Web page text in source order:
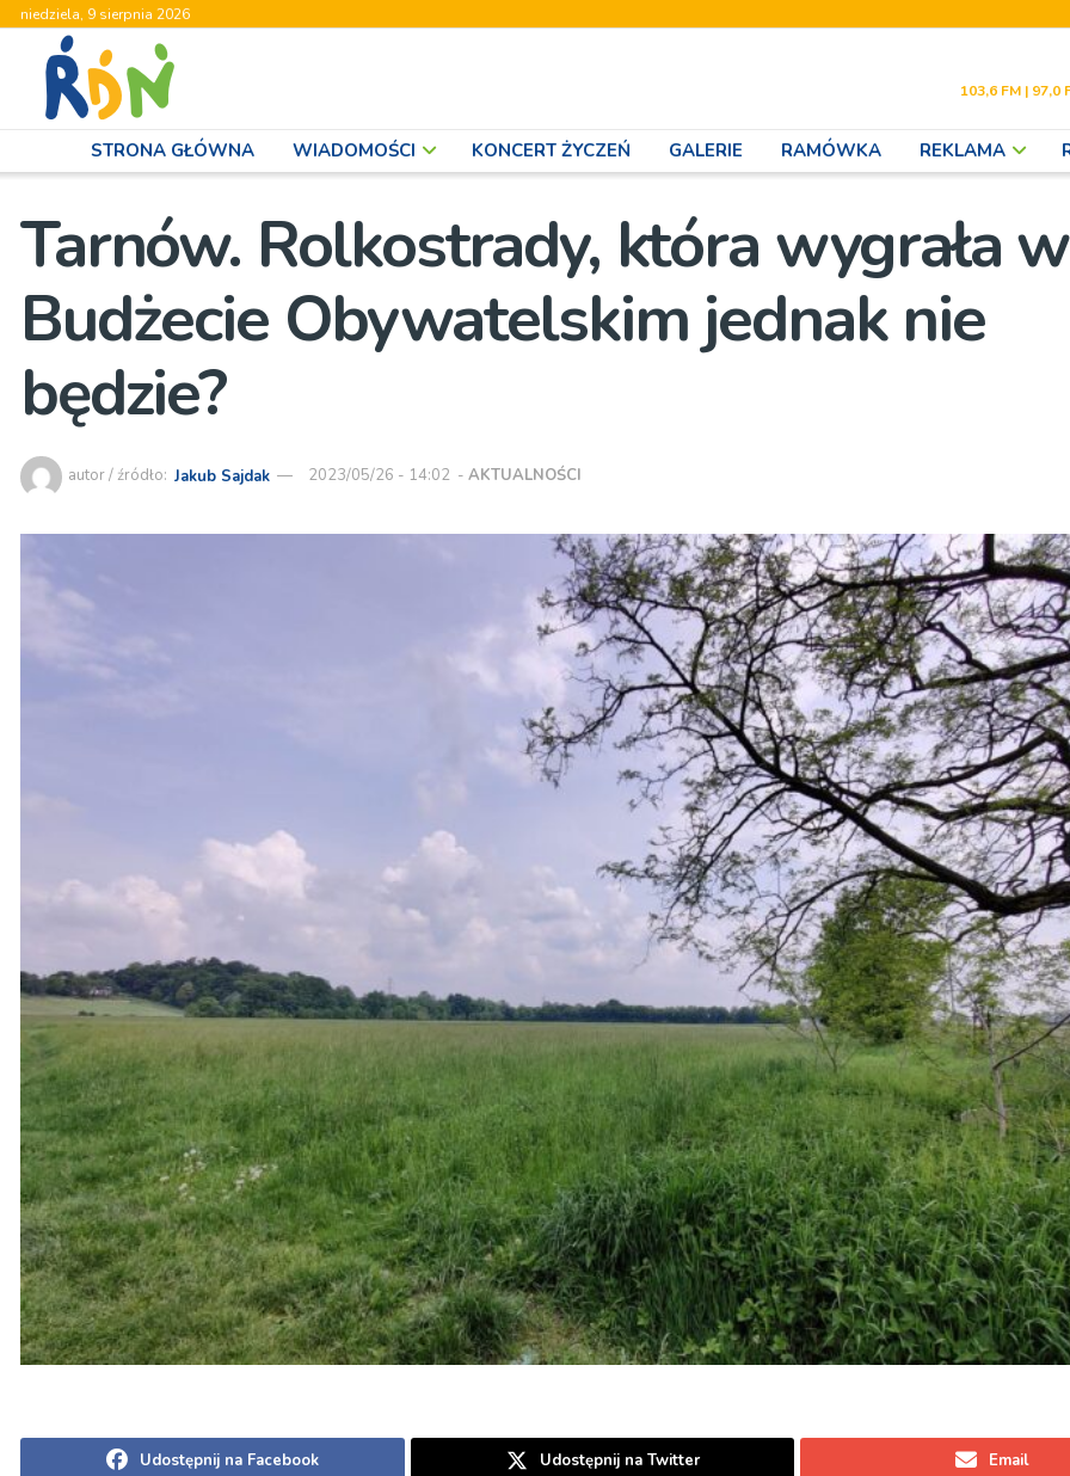
niedziela, 9 sierpnia 2026
103,6 FM | 97,0
STRONA GŁÓWNA WIADOMOŚCI KONCERT ŻYCZEŃ GALERIE RAMÓWKA REKLAMA
Tarnów. Rolkostrady, która wygrała w
Budżecie Obywatelskim jednak nie
będzie?
autor / źródło: Jakub Sajdak 2023/05/26 - 14:02 - AKTUALNOŚCI
Udostępnij na Facebook Udostępnij na Twitter Email